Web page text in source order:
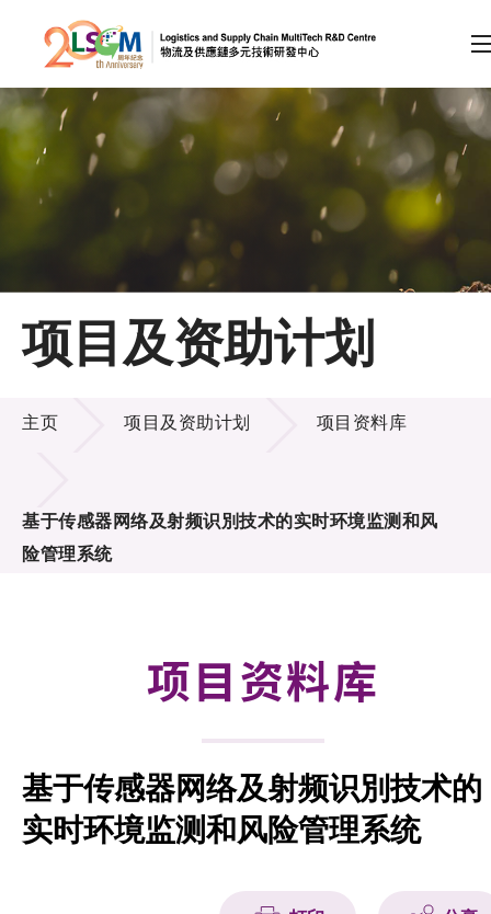
跳到内容（按回车键）
会员登录
A A EN 繁 简
主页
关于LSCM
技术商品化
合作计划
征求研发项目计划书
项目伙伴
活动及消息
项目及资助计划
项目及资助计划
主页 项目及资助计划 项目资料库
基于传感器网络及射频识別技术的实时环境监测和风
险管理系统
项目资料库
基于传感器网络及射频识別技术的
实时环境监测和风险管理系统